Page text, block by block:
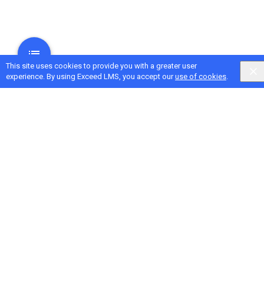
This site uses cookies to provide you with a greater user
experience. By using Exceed LMS, you accept ouruse of cookies.